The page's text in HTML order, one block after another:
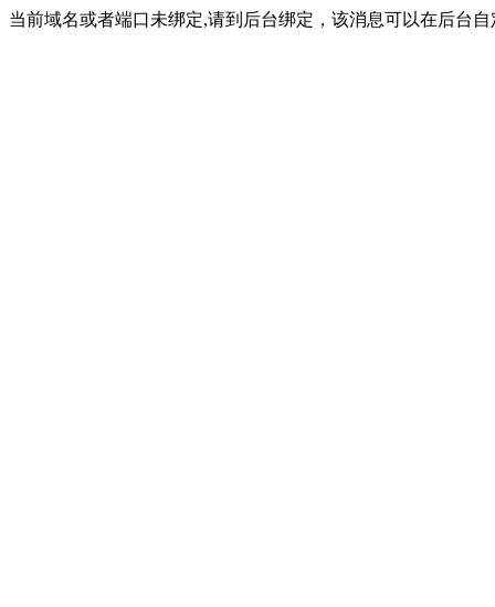
当前域名或者端口未绑定,请到后台绑定，该消息可以在后台自